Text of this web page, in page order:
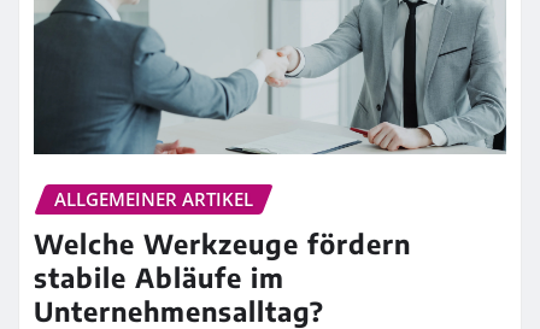
ALLGEMEINER ARTIKEL
Welche Werkzeuge fördern
stabile Abläufe im
Unternehmensalltag?